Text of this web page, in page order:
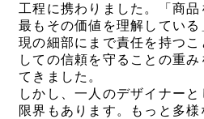
工程に携わりました。「商品
最もその価値を理解してい
現の細部にまで責任を持つこ
しての信頼を守ることの重
てきました。
しかし、一人のデザイナー
限界もあります。もっと多